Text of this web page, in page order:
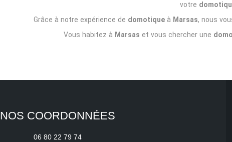
votre
Grâce à notre expérience de domotiqueà Marsas, nous
Vous habitez à Marsas et vous chercher une
NOS COORDONNÉES
06 80 22 79 74